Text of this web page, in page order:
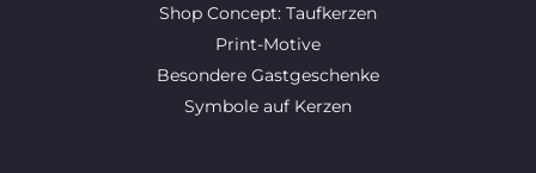
Shop Concept: Taufkerzen
Print-Motive
Besondere Gastgeschenke
Symbole auf Kerzen